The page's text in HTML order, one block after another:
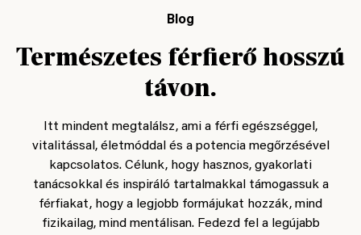
Blog
Természetes férfierő hosszú
távon.
Itt mindent megtalálsz, ami a férfi egészséggel,
vitalitással, életmóddal és a potencia megőrzésével
kapcsolatos. Célunk, hogy hasznos, gyakorlati
tanácsokkal és inspiráló tartalmakkal támogassuk a
férfiakat, hogy a legjobb formájukat hozzák, mind
fizikailag, mind mentálisan. Fedezd fel a legújabb